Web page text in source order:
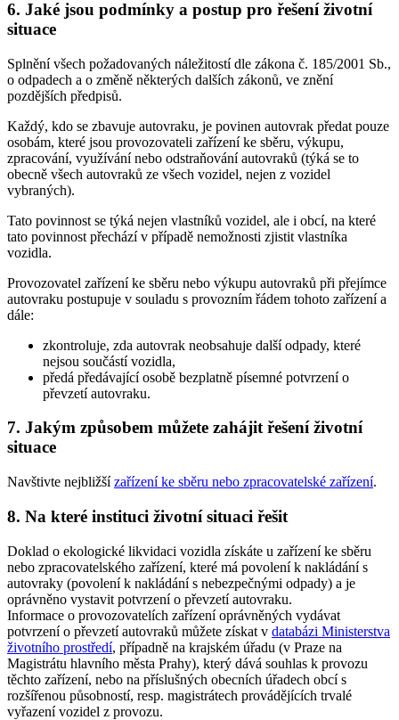
6. Jaké jsou podmínky a postup pro řešení životní
situace
Splnění všech požadovaných náležitostí dle zákona č. 185/2001 Sb.,
o odpadech a o změně některých dalších zákonů, ve znění
pozdějších předpisů.
Každý, kdo se zbavuje autovraku, je povinen autovrak předat pouze
osobám, které jsou provozovateli zařízení ke sběru, výkupu,
zpracování, využívání nebo odstraňování autovraků (týká se to
obecně všech autovraků ze všech vozidel, nejen z vozidel
vybraných).
Tato povinnost se týká nejen vlastníků vozidel, ale i obcí, na které
tato povinnost přechází v případě nemožnosti zjistit vlastníka
vozidla.
Provozovatel zařízení ke sběru nebo výkupu autovraků při přejímce
autovraku postupuje v souladu s provozním řádem tohoto zařízení a
dále:
zkontroluje, zda autovrak neobsahuje další odpady, které
nejsou součástí vozidla,
předá předávající osobě bezplatně písemné potvrzení o
převzetí autovraku.
7. Jakým způsobem můžete zahájit řešení životní
situace
Navštivte nejbližšízařízení ke sběru nebo zpracovatelské zařízení.
8. Na které instituci životní situaci řešit
Doklad o ekologické likvidaci vozidla získáte u zařízení ke sběru
nebo zpracovatelského zařízení, které má povolení k nakládání s
autovraky (povolení k nakládání s nebezpečnými odpady) a je
oprávněno vystavit potvrzení o převzetí autovraku.
Informace o provozovatelích zařízení oprávněných vydávat
potvrzení o převzetí autovraků můžete získat v databázi Ministerstva
životního prostředí, případně na krajském úřadu (v Praze na
Magistrátu hlavního města Prahy), který dává souhlas k provozu
těchto zařízení, nebo na příslušných obecních úřadech obcí s
rozšířenou působností, resp. magistrátech provádějících trvalé
vyřazení vozidel z provozu.